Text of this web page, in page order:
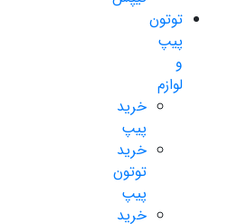
توتون
پیپ
و
لوازم
خرید
پیپ
خرید
توتون
پیپ
خرید